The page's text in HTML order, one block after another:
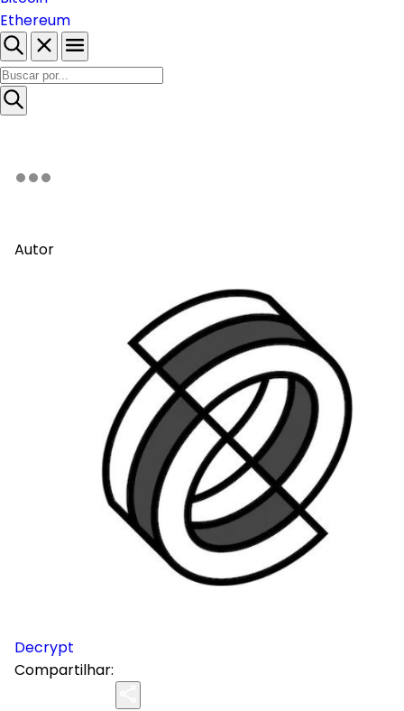
Ethereum
Autor
Decrypt
Compartilhar: